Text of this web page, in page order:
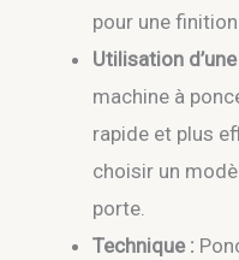
pour une
Utilisation
machine à
rapide et plus
choisir un
porte.
Technique :